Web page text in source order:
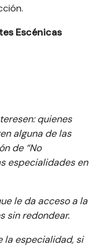
Escénicas
quienes
alguna de las
de “No
especialidades en
le da acceso a la
sin redondear.
la especialidad, si